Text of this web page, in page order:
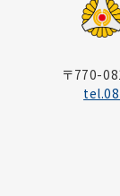
〒770-